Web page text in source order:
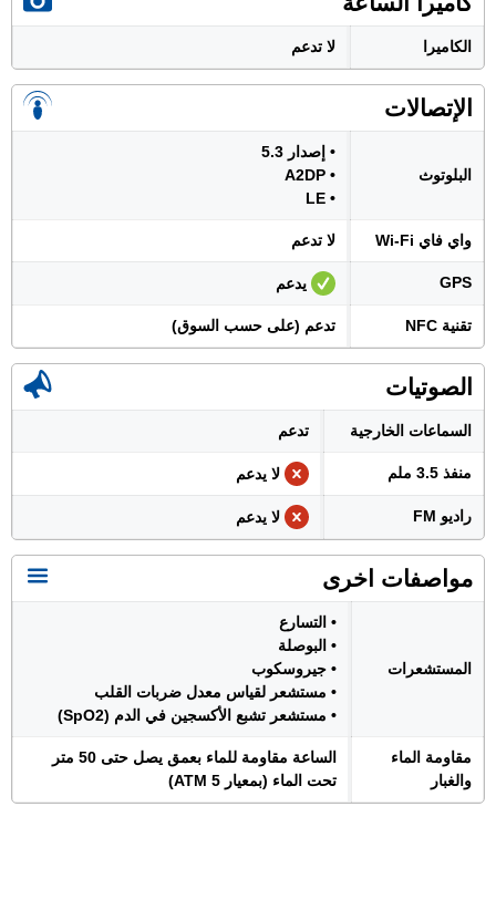
الكاميرا لا تدعم
الإتصالات
البلوتوث
• إصدار 5.3
• A2DP
• LE
واي فاي Wi-Fi لا تدعم
GPS يدعم
تقنية NFC تدعم (على حسب السوق)
الصوتيات
السماعات الخارجية تدعم
منفذ 3.5 ملم لا يدعم
راديو FM لا يدعم
مواصفات اخرى
المستشعرات
• التسارع
• البوصلة
• جيروسكوب
• مستشعر لقياس معدل ضربات القلب
• مستشعر تشبع الأكسجين في الدم (SpO2)
مقاومة الماء
والغبار
الساعة مقاومة للماء بعمق يصل حتى 50 متر
تحت الماء (بمعيار 5 ATM)